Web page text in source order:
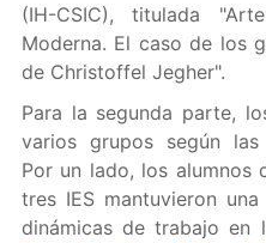
(IH-CSIC), titulada
Moderna. El caso de los
de Christoffel Jegher".
Para la segunda parte,
varios grupos según las
Por un lado, los alumnos
tres IES mantuvieron
dinámicas de trabajo en